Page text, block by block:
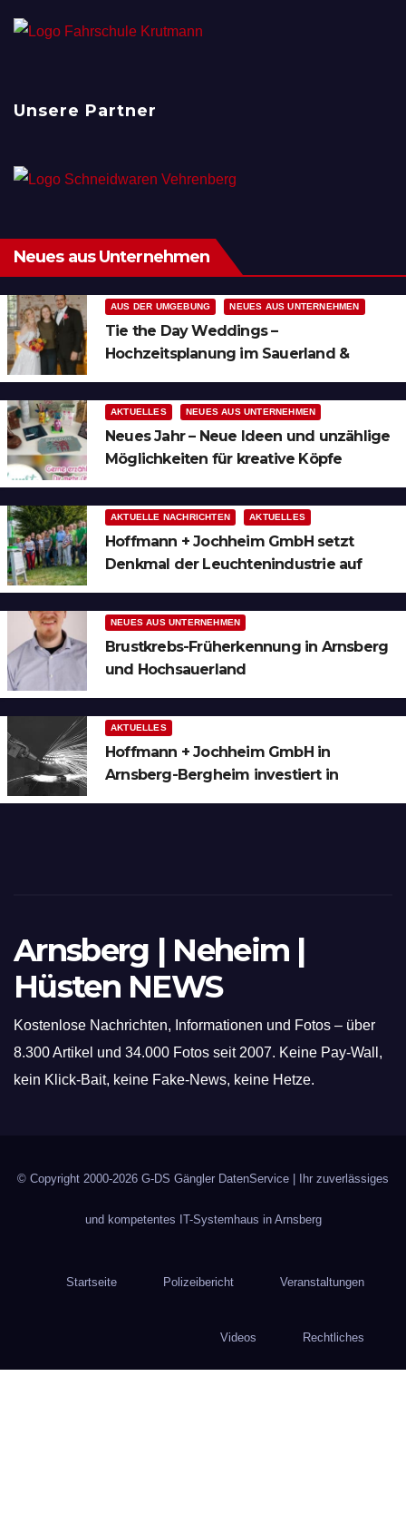
Unsere Partner
Neues aus Unternehmen
AUS DER UMGEBUNG NEUES AUS UNTERNEHMEN
Tie the Day Weddings –
Hochzeitsplanung im Sauerland &
AKTUELLES NEUES AUS UNTERNEHMEN
Neues Jahr – Neue Ideen und unzählige
Möglichkeiten für kreative Köpfe
AKTUELLE NACHRICHTEN AKTUELLES
Hoffmann + Jochheim GmbH setzt
Denkmal der Leuchtenindustrie auf
NEUES AUS UNTERNEHMEN
Brustkrebs-Früherkennung in Arnsberg
und Hochsauerland
AKTUELLES
Hoffmann + Jochheim GmbH in
Arnsberg-Bergheim investiert in
Arnsberg | Neheim |
Hüsten NEWS
Kostenlose Nachrichten, Informationen und Fotos – über
8.300 Artikel und 34.000 Fotos seit 2007. Keine Pay-Wall,
kein Klick-Bait, keine Fake-News, keine Hetze.
© Copyright 2000-2026 G-DS Gängler DatenService | Ihr zuverlässiges
und kompetentes IT-Systemhaus in Arnsberg
Startseite Polizeibericht Veranstaltungen
Videos Rechtliches